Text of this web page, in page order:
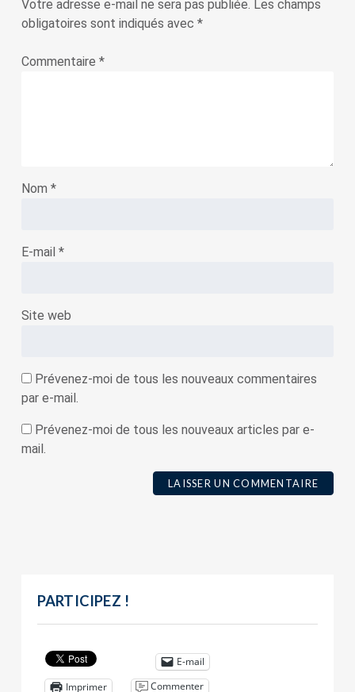
Votre adresse e-mail ne sera pas publiée. Les champs
obligatoires sont indiqués avec *
Commentaire *
Nom *
E-mail *
Site web
Prévenez-moi de tous les nouveaux commentaires
par e-mail.
Prévenez-moi de tous les nouveaux articles par e-
mail.
PARTICIPEZ !
E-mail
Imprimer
Commenter